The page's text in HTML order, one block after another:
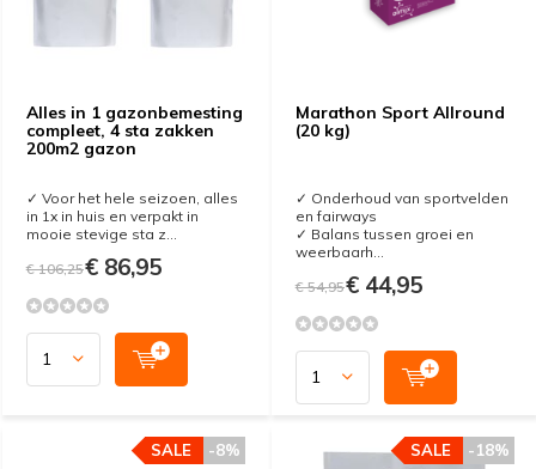
Alles in 1 gazonbemesting
compleet, 4 sta zakken
200m2 gazon
✓ Voor het hele seizoen, alles
in 1x in huis en verpakt in
mooie stevige sta z...
€ 106,25€ 86,95
Marathon Sport Allround
(20 kg)
✓ Onderhoud van sportvelden
en fairways
✓ Balans tussen groei en
weerbaarh...
€ 54,95€ 44,95
-8%
SALE -18%
SALE